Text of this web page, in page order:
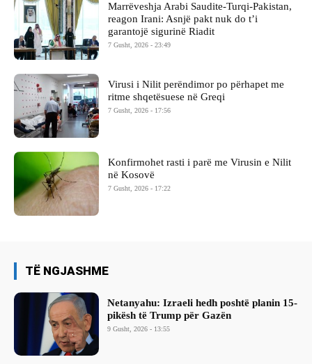
Marrëveshja Arabi Saudite-Turqi-Pakistan,
reagon Irani: Asnjë pakt nuk do t’i
garantojë sigurinë Riadit
7 Gusht, 2026 - 23:49
Virusi i Nilit perëndimor po përhapet me
ritme shqetësuese në Greqi
7 Gusht, 2026 - 17:56
Konfirmohet rasti i parë me Virusin e Nilit
në Kosovë
7 Gusht, 2026 - 17:22
TË NGJASHME
Netanyahu: Izraeli hedh poshtë planin 15-
pikësh të Trump për Gazën
9 Gusht, 2026 - 13:55